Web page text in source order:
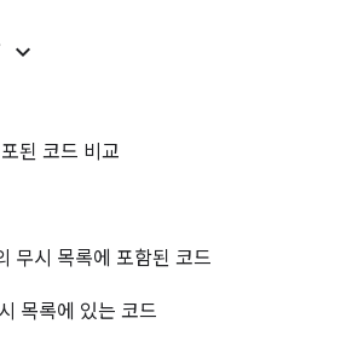
된 코드 비교
무시 목록에 포함된 코드
목록에 있는 코드